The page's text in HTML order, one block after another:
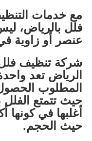
مع خدمات
فلل بالرياض،
عنصر أو زاوية
شركة تنظيف
الرياض تعد
المطلوب
حيث تتمتع
أغلبها في كونها
حيث الحجم.